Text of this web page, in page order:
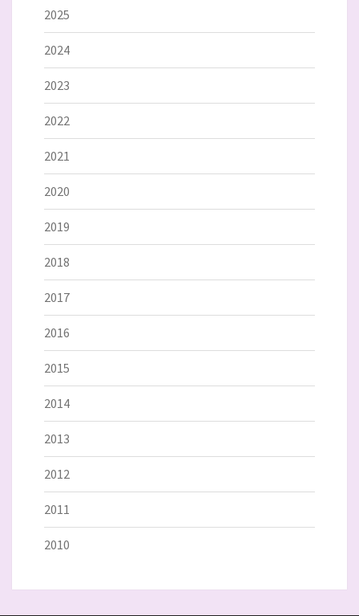
2025
2024
2023
2022
2021
2020
2019
2018
2017
2016
2015
2014
2013
2012
2011
2010